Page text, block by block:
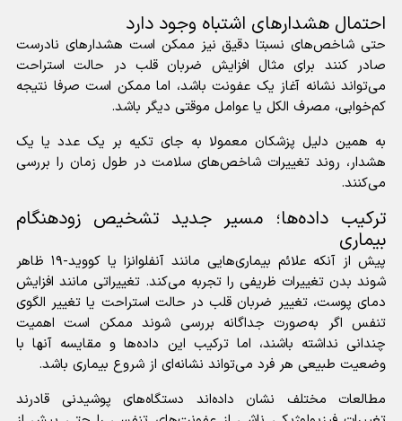
احتمال هشدار‌های اشتباه وجود دارد
حتی شاخص‌های نسبتا دقیق نیز ممکن است هشدار‌های نادرست
صادر کنند برای مثال افزایش ضربان قلب در حالت استراحت
می‌تواند نشانه آغاز یک عفونت باشد، اما ممکن است صرفا نتیجه
کم‌خوابی، مصرف الکل یا عوامل موقتی دیگر باشد.
به همین دلیل پزشکان معمولا به جای تکیه بر یک عدد یا یک
هشدار، روند تغییرات شاخص‌های سلامت در طول زمان را بررسی
می‌کنند.
ترکیب داده‌ها؛ مسیر جدید تشخیص زودهنگام
بیماری
پیش از آنکه علائم بیماری‌هایی مانند آنفلوانزا یا کووید-۱۹ ظاهر
شوند بدن تغییرات ظریفی را تجربه می‌کند. تغییراتی مانند افزایش
دمای پوست، تغییر ضربان قلب در حالت استراحت یا تغییر الگوی
تنفس اگر به‌صورت جداگانه بررسی شوند ممکن است اهمیت
چندانی نداشته باشند، اما ترکیب این داده‌ها و مقایسه آنها با
وضعیت طبیعی هر فرد می‌تواند نشانه‌ای از شروع بیماری باشد.
مطالعات مختلف نشان داده‌اند دستگاه‌های پوشیدنی قادرند